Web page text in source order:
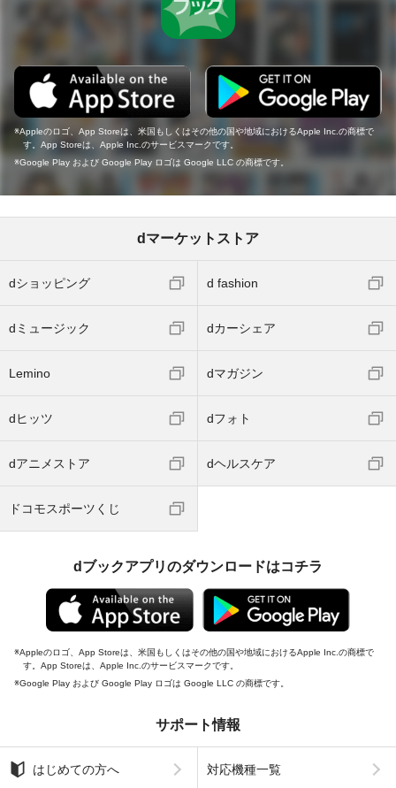
Appleのロゴ、App Storeは、米国もしくはその他の国や地域におけるApple Inc.の商標で
す。App Storeは、Apple Inc.のサービスマークです。
Google Play および Google Play ロゴは Google LLC の商標です。
dマーケットストア
dショッピング d fashion
dミュージック dカーシェア
Lemino dマガジン
dヒッツ dフォト
dアニメストア dヘルスケア
ドコモスポーツくじ
dブックアプリのダウンロードはコチラ
Appleのロゴ、App Storeは、米国もしくはその他の国や地域におけるApple Inc.の商標で
す。App Storeは、Apple Inc.のサービスマークです。
Google Play および Google Play ロゴは Google LLC の商標です。
サポート情報
はじめての方へ 対応機種一覧